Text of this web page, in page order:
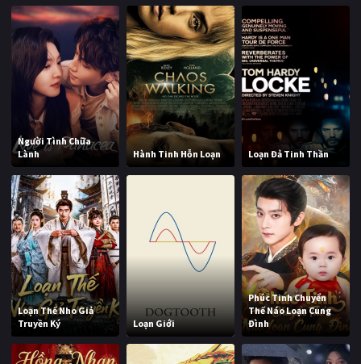
Người Tình Chữa
Lành
Hành Tinh Hỗn Loạn Loạn Đả Tinh Thần
Loạn Thế Nho Giả
Truyền Ký
Loạn Giới
Phúc Tinh Chuyển
Thế Náo Loạn Cung
Đình